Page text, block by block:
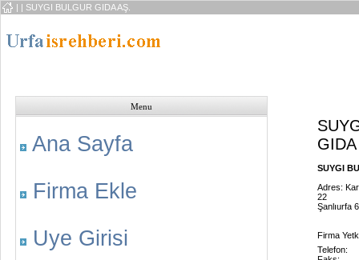
| | SUYGI BULGUR GIDA AŞ.
Menu
Ana Sayfa
Firma Ekle
Uye Girisi
SUYGI
Adres:
22
Şanlıurfa
Firma
Telefon: